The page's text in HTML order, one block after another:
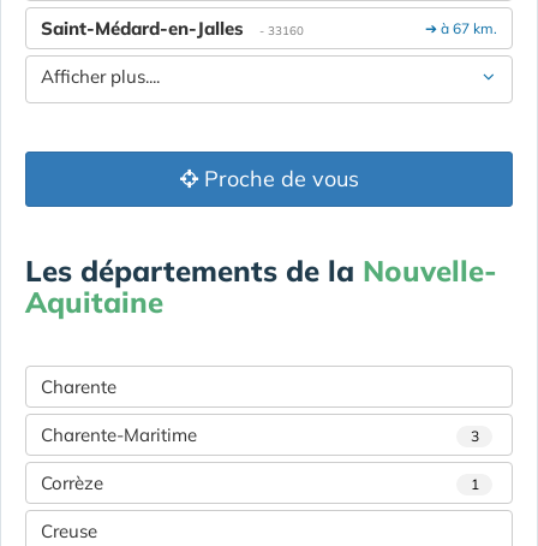
➔ à 67 km.
Saint-Médard-en-Jalles - 33160
Afficher plus....
Proche de vous
Les départements de la Nouvelle-
Aquitaine
Charente
Charente-Maritime 3
Corrèze 1
Creuse